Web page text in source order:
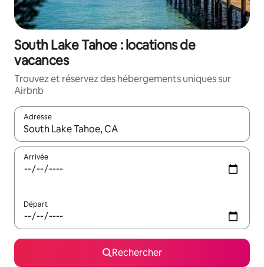
South Lake Tahoe : locations de
vacances
Trouvez et réservez des hébergements uniques sur
Airbnb
Adresse
Lorsque les résultats s'affichent, utilisez les flèches vers le
Arrivée
Départ
Rechercher